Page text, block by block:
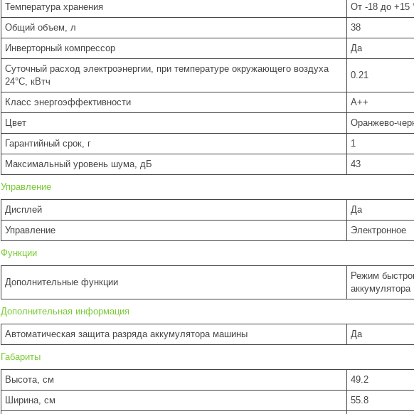
Температура хранения
От -18 до +15
Общий объем, л
38
Инверторный компрессор
Да
Суточный расход электроэнергии, при температуре окружающего воздуха
24°C, кВтч
0.21
Класс энергоэффективности
A++
Цвет
Оранжево-
Гарантийный срок, г
1
Максимальный уровень шума, дБ
43
Управление
Дисплей
Да
Управление
Электронное
Функции
Дополнительные функции
Режим
аккумулятора
Дополнительная информация
Автоматическая защита разряда аккумулятора машины Да
Габариты
Высота, см
49.2
Ширина, см
55.8